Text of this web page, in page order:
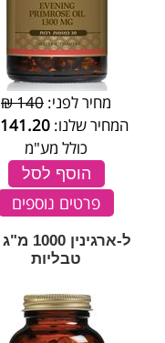
מחיר לפני: 140 ₪
המחיר שלנו:141.20
כולל מע"מ
הוסף לסל
פרטים נוספים
טבליות